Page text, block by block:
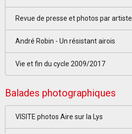
Revue de presse et photos par artiste
André Robin - Un résistant airois
Vie et fin du cycle 2009/2017
Balades photographiques
VISITE photos Aire sur la Lys